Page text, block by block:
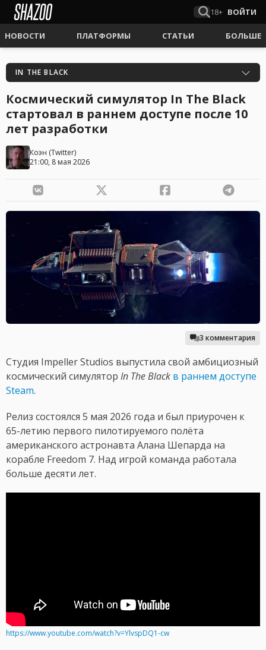
18+ ВОЙТИ
НОВОСТИ ПЛАТФОРМЫ СТАТЬИ БОЛЬШЕ
IN THE BLACK
Космический симулятор In The Black
стартовал в раннем доступе после 10
лет разработки
Коэн (Twitter)
21:00, 8 мая 2026
3 комментария
Студия Impeller Studios выпустила свой амбициозный
космический симулятор In The Black в раннем доступе
Steam.
Релиз состоялся 5 мая 2026 года и был приурочен к
65-летию первого пилотируемого полёта
американского астронавта Алана Шепарда на
корабле Freedom 7. Над игрой команда работала
больше десяти лет.
https://www.youtube.com/watch?v=YlvspDQ1-cw